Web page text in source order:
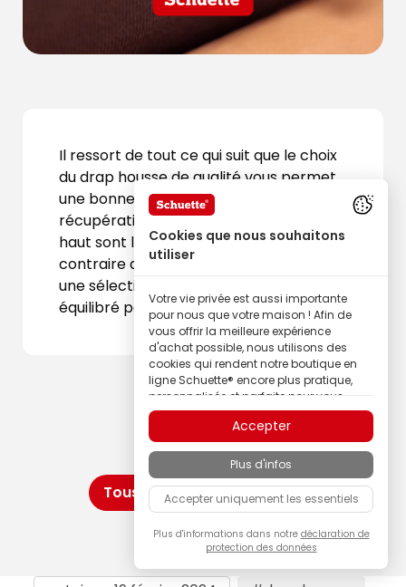
Il ressort de tout ce qui suit que le choix
du drap housse de qualité vous permet
une bonne nuit de repos et de
récupération. Les points élucider plus
haut sont loin d'être des motifs mais au
contraire des arguments pour effectuer
une sélection optimale, un achat
équilibré pour une livraison rapide.
Tous les draps-housses
Cookies que nous souhaitons
utiliser
Votre vie privée est aussi importante
pour nous que votre maison ! Afin de
vous offrir la meilleure expérience
d'achat possible, nous utilisons des
cookies qui rendent notre boutique en
ligne Schuette® encore plus pratique,
personnalisée et parfaite pour vous –
tout cela pour que vous puissiez
découvrir les produits de la marque
Schuette® dans la meilleure qualité.
Certains de ces cookies sont
nécessaires au bon fonctionnement de
notre boutique Schuette® ; d’autres nous
permettent d’adapter naturellement le
contenu à vos centres d'intérêt grâce à
la personnalisation des annonces, ou
encore de participer de manière
totalement anonyme à l'analyse du
Accepter
Plus d'infos
Accepter uniquement les essentiels
Plus d'informations dans notre déclaration de
protection des données